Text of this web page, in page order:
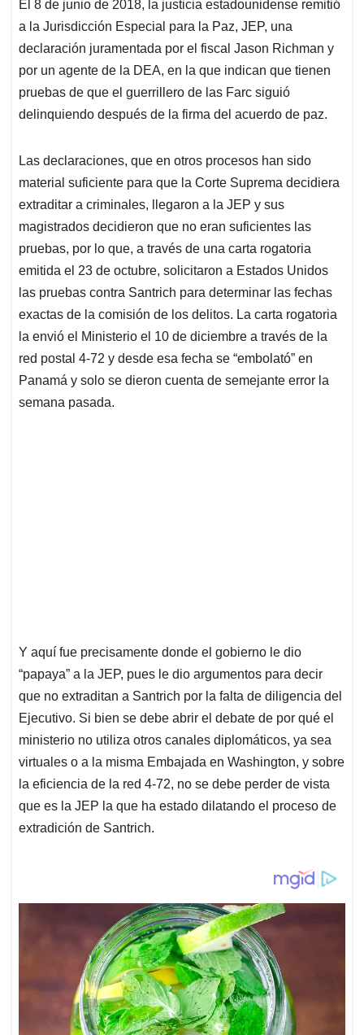
s
A
p
p
b
o
o
k
e
d
I
n
l
a
d
s
El 8 de junio de 2018, la justicia estadounidense remitió
a la Jurisdicción Especial para la Paz, JEP, una
declaración juramentada por el fiscal Jason Richman y
por un agente de la DEA, en la que indican que tienen
pruebas de que el guerrillero de las Farc siguió
delinquiendo después de la firma del acuerdo de paz.
Las declaraciones, que en otros procesos han sido
material suficiente para que la Corte Suprema decidiera
extraditar a criminales, llegaron a la JEP y sus
magistrados decidieron que no eran suficientes las
pruebas, por lo que, a través de una carta rogatoria
emitida el 23 de octubre, solicitaron a Estados Unidos
las pruebas contra Santrich para determinar las fechas
exactas de la comisión de los delitos. La carta rogatoria
la envió el Ministerio el 10 de diciembre a través de la
red postal 4-72 y desde esa fecha se “embolató” en
Panamá y solo se dieron cuenta de semejante error la
semana pasada.
Y aquí fue precisamente donde el gobierno le dio
“papaya” a la JEP, pues le dio argumentos para decir
que no extraditan a Santrich por la falta de diligencia del
Ejecutivo. Si bien se debe abrir el debate de por qué el
ministerio no utiliza otros canales diplomáticos, ya sea
virtuales o a la misma Embajada en Washington, y sobre
la eficiencia de la red 4-72, no se debe perder de vista
que es la JEP la que ha estado dilatando el proceso de
extradición de Santrich.